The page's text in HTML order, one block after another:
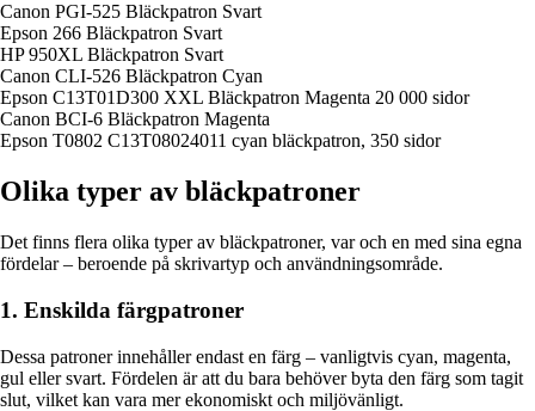
Canon PGI-525 Bläckpatron Svart
Epson 266 Bläckpatron Svart
HP 950XL Bläckpatron Svart
Canon CLI-526 Bläckpatron Cyan
Epson C13T01D300 XXL Bläckpatron Magenta 20 000 sidor
Canon BCI-6 Bläckpatron Magenta
Epson T0802 C13T08024011 cyan bläckpatron, 350 sidor
Olika typer av bläckpatroner
Det finns flera olika typer av bläckpatroner, var och en med sina egna
fördelar – beroende på skrivartyp och användningsområde.
1. Enskilda färgpatroner
Dessa patroner innehåller endast en färg – vanligtvis cyan, magenta,
gul eller svart. Fördelen är att du bara behöver byta den färg som tagit
slut, vilket kan vara mer ekonomiskt och miljövänligt.